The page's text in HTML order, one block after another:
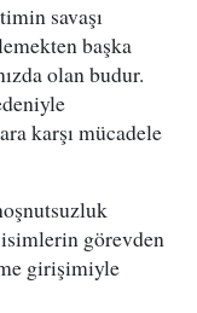
savaşı
başka
olan budur.
karşı mücadele
görevden
girişimiyle